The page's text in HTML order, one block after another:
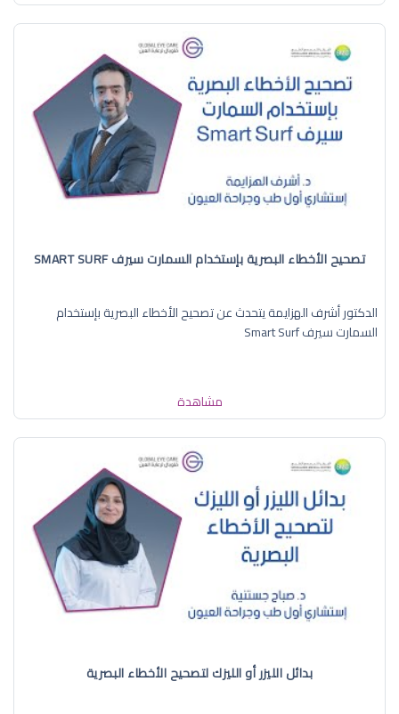
تصحيح الأخطاء البصرية بإستخدام السمارت سيرف SMART SURF
الدكتور أشرف الهزايمة يتحدث عن تصحيح الأخطاء البصرية بإستخدام
السمارت سيرف Smart Surf
مشاهدة
بدائل الليزر أو الليزك لتصحيح الأخطاء البصرية